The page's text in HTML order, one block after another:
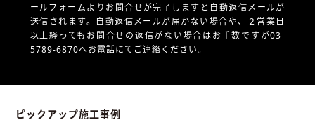
ールフォームよりお問合せが完了しますと自動返信メールが
送信されます。自動返信メールが届かない場合や、
２営業日
以上経ってもお問合せの返信がない場合はお手数ですが03-
5789-6870へお電話にてご連絡ください。
ピックアップ施工事例